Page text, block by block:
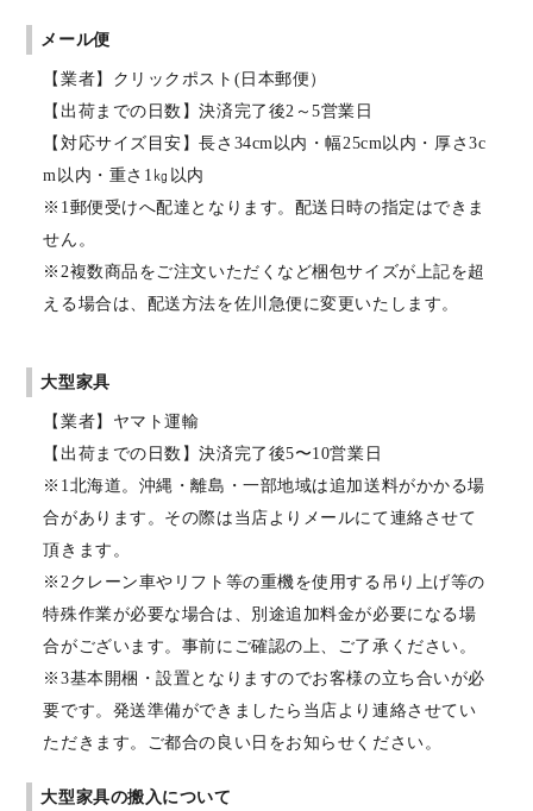
メール便
【業者】クリックポスト(日本郵便）
【出荷までの日数】決済完了後2～5営業日
【対応サイズ目安】長さ34cm以内・幅25cm以内・厚さ3c
m以内・重さ1㎏以内
※1郵便受けへ配達となります。配送日時の指定はできま
せん。
※2複数商品をご注文いただくなど梱包サイズが上記を超
える場合は、配送方法を佐川急便に変更いたします。
大型家具
【業者】ヤマト運輸
【出荷までの日数】決済完了後5〜10営業日
※1北海道。沖縄・離島・一部地域は追加送料がかかる場
合があります。その際は当店よりメールにて連絡させて
頂きます。
※2クレーン車やリフト等の重機を使用する吊り上げ等の
特殊作業が必要な場合は、別途追加料金が必要になる場
合がございます。事前にご確認の上、ご了承ください。
※3基本開梱・設置となりますのでお客様の立ち合いが必
要です。発送準備ができましたら当店より連絡させてい
ただきます。ご都合の良い日をお知らせください。
大型家具の搬入について